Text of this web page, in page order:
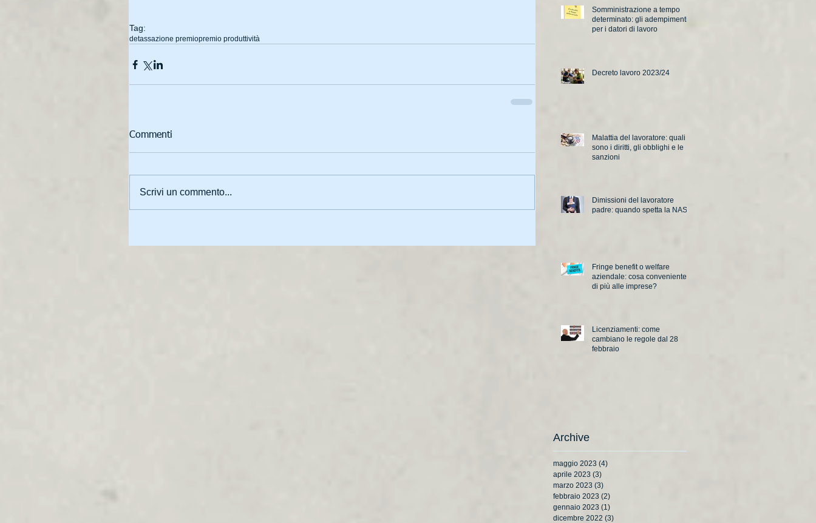
Tag:
detassazione premiopremio produttività
Commenti
Scrivi un commento...
Somministrazione a tempo
determinato: gli adempimenti
per i datori di lavoro
Decreto lavoro 2023/24
Malattia del lavoratore: quali
sono i diritti, gli obblighi e le
sanzioni
Dimissioni del lavoratore
padre: quando spetta la NASpI
Fringe benefit o welfare
aziendale: cosa conveniente
di più alle imprese?
Licenziamenti: come
cambiano le regole dal 28
febbraio
Archive
maggio 2023 (4)
aprile 2023 (3)
marzo 2023 (3)
febbraio 2023 (2)
gennaio 2023 (1)
dicembre 2022 (3)